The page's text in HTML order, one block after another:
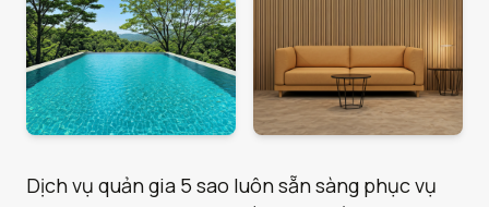
Dịch vụ quản gia 5 sao luôn sẵn sàng phục vụ